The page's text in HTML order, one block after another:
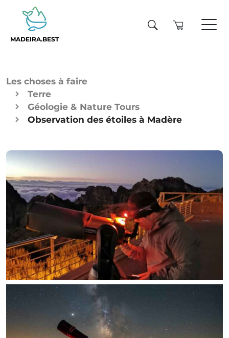
MADEIRA.BEST
Les choses à faire
Terre
Géologie & Nature Tours
Observation des étoiles à Madère